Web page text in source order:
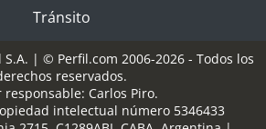
Tránsito
| © Perfil.com 2006-2026 - Todos los
reservados.
responsable: Carlos Piro.
intelectual número 5346433